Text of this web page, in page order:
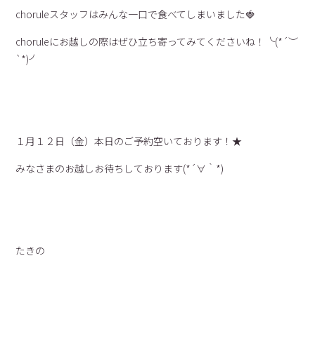
choruleスタッフはみんな一口で食べてしまいました🍓
choruleにお越しの際はぜひ立ち寄ってみてくださいね！╰(*´︶
`*)╯
１月１２日（金）本日のご予約空いております！★
みなさまのお越しお待ちしております(*´∀｀*)
たきの